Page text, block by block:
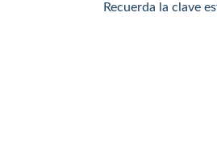
Recuerda la clave